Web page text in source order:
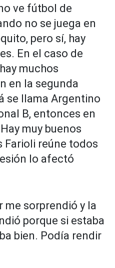
ve fútbol de
no se juega en
pero sí, hay
En el caso de
muchos
en la segunda
se llama Argentino
B, entonces en
muy buenos
Farioli reúne todos
lo afectó
me sorprendió y la
porque si estaba
bien. Podía rendir